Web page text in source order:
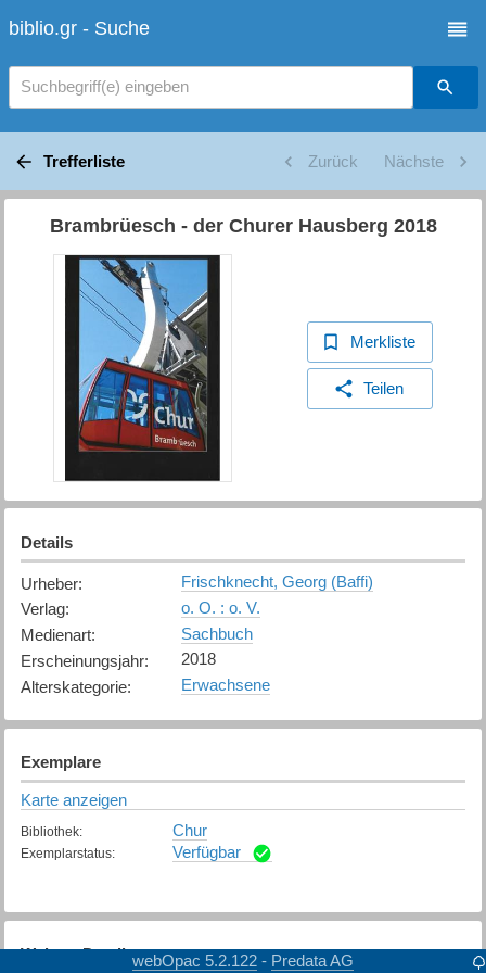
biblio.gr - Suche
Suchbegriff(e) eingeben
Trefferliste Zurück Nächste
Brambrüesch - der Churer Hausberg 2018
Merkliste
Teilen
Details
Urheber:
Frischknecht, Georg (Baffi)
Verlag:
o. O. : o. V.
Medienart:
Sachbuch
Erscheinungsjahr:
2018
Alterskategorie: Erwachsene
Exemplare
Karte anzeigen
Bibliothek: Chur
Exemplarstatus: Verfügbar
Weitere DetailswebOpac 5.2.122 - Predata AG